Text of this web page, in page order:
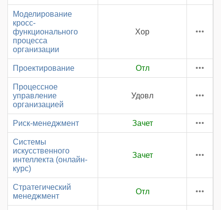
Моделирование
кросс-
функционального
процесса
организации
Хор
Проектирование Отл
Процессное
управление
организацией
Удовл
Риск-менеджмент Зачет
Системы
искусственного
интеллекта (онлайн-
курс)
Зачет
Стратегический
менеджмент
Отл